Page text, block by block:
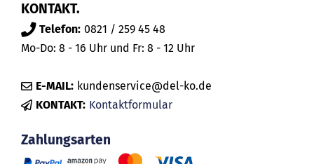
KONTAKT.
Telefon: 0821 / 259 45 48
Mo-Do: 8 - 16 Uhr und Fr: 8 - 12 Uhr
E-MAIL: kundenservice@del-ko.de
KONTAKT: Kontaktformular
Zahlungsarten